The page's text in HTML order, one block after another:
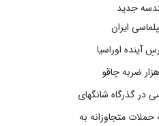
جدید
ایران
آینده اوراسیا
ضربه چاقو
در گذرگاه شانگهای
متجاوزانه به